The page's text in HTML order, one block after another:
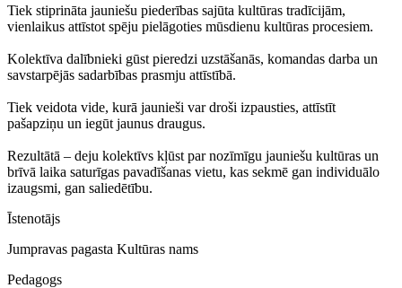
Tiek stiprināta jauniešu piederības sajūta kultūras tradīcijām,
vienlaikus attīstot spēju pielāgoties mūsdienu kultūras procesiem.
Kolektīva dalībnieki gūst pieredzi uzstāšanās, komandas darba un
savstarpējās sadarbības prasmju attīstībā.
Tiek veidota vide, kurā jaunieši var droši izpausties, attīstīt
pašapziņu un iegūt jaunus draugus.
Rezultātā – deju kolektīvs kļūst par nozīmīgu jauniešu kultūras un
brīvā laika saturīgas pavadīšanas vietu, kas sekmē gan individuālo
izaugsmi, gan saliedētību.
Īstenotājs
Jumpravas pagasta Kultūras nams
Pedagogs